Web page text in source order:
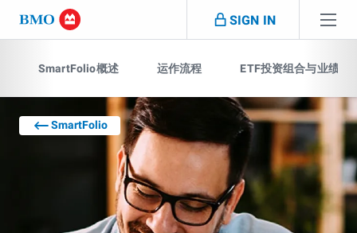
Skip navigation
SIGN IN
SmartFolio概述 运作流程 ETF投资组合与业绩
SmartFolio